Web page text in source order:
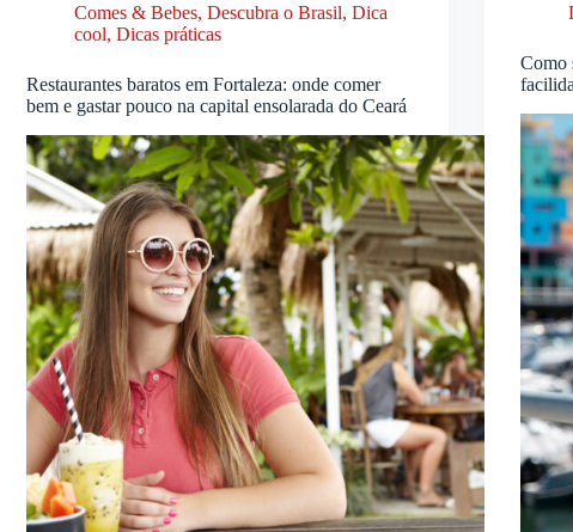
Comes & Bebes,Descubra o Brasil,Dica
cool,Dicas práticas
Restaurantes baratos em Fortaleza: onde comer
bem e gastar pouco na capital ensolarada do Ceará
Como